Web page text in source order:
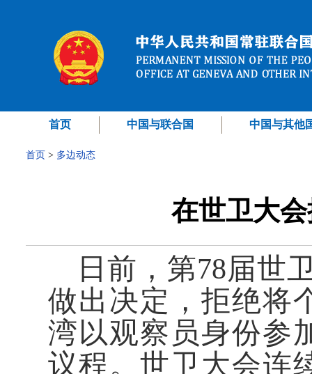
首页 中国与联合国 中国与其他
首页 > 多边动态
在世卫大
日前，第78届世
做出决定，拒绝将
湾以观察员身份参
议程。世卫大会连